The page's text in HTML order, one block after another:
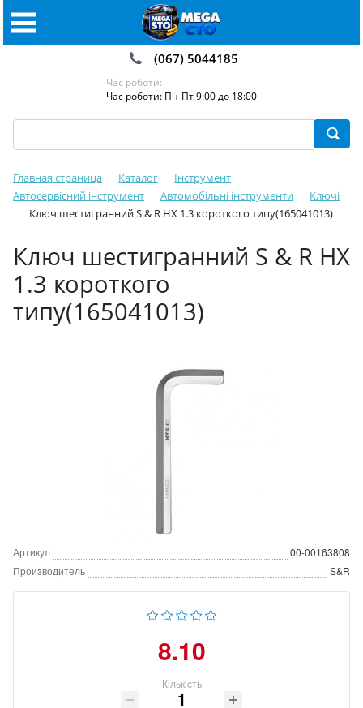
(067) 5044185
Час роботи:
Час роботи: Пн-Пт 9:00 до 18:00
Главная страница Каталог
Інструмент
Автосервісний інструмент
Автомобільні інструменти
Ключі
Ключ шестигранний S & R HX 1.3 короткого типу(165041013)
Ключ шестигранний S & R HX
1.3 короткого
типу(165041013)
Артикул
00-00163808
Производитель
S&R
8.10
Кількість